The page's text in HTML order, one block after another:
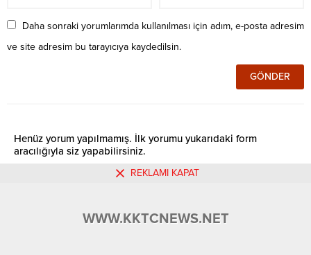
Daha sonraki yorumlarımda kullanılması için adım, e-posta adresim
ve site adresim bu tarayıcıya kaydedilsin.
Henüz yorum yapılmamış. İlk yorumu yukarıdaki form
aracılığıyla siz yapabilirsiniz.
REKLAMI KAPAT
WWW.KKTCNEWS.NET